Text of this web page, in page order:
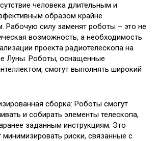
человека длительным и
образом крайне
Рабочую силу заменят роботы – это не
возможность, а необходимость
проекта радиотелескопа на
Луны. Роботы, оснащенные
смогут выполнять широкий
сборка: Роботы смогут
и собирать элементы телескопа,
заданным инструкциям. Это
минимизировать риски, связанные с